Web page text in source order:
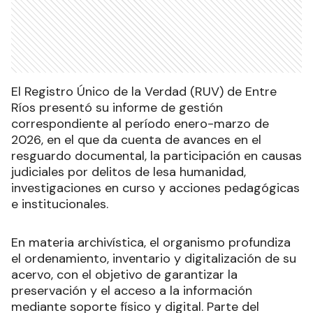
El Registro Único de la Verdad (RUV) de Entre
Ríos presentó su informe de gestión
correspondiente al período enero-marzo de
2026, en el que da cuenta de avances en el
resguardo documental, la participación en causas
judiciales por delitos de lesa humanidad,
investigaciones en curso y acciones pedagógicas
e institucionales.
En materia archivística, el organismo profundiza
el ordenamiento, inventario y digitalización de su
acervo, con el objetivo de garantizar la
preservación y el acceso a la información
mediante soporte físico y digital. Parte del